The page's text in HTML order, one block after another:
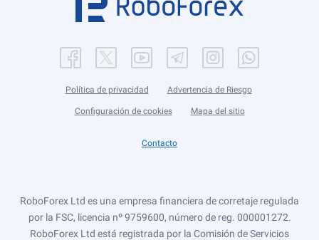
Política de privacidad Advertencia de Riesgo
Configuración de cookies Mapa del sitio
Contacto
RoboForex Ltd es una empresa financiera de corretaje regulada
por la FSC, licencia nº 9759600, número de reg. 000001272.
RoboForex Ltd está registrada por la Comisión de Servicios